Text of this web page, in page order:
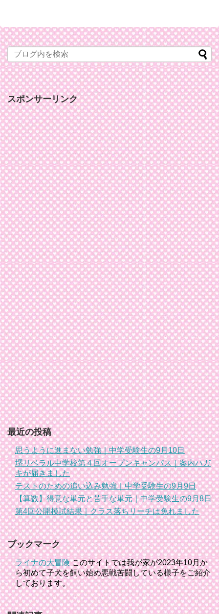
スポンサーリンク
最近の投稿
思うように進まない勉強｜中学受験生の9月10日
堺リベラル中学校第４回オープンキャンパス｜案内ハガ
キが届きました
テストのための追い込み勉強｜中学受験生の9月9日
【算数】得意な単元と苦手な単元｜中学受験生の9月8日
第4回公開模試結果｜クラス落ちリーチは免れました
ブックマーク
ライナの大冒険このサイトでは我が家が2023年10月か
ら初めて子犬を飼い始め悪戦苦闘している様子をご紹介
しております。